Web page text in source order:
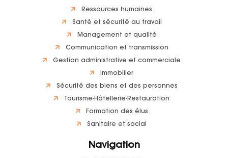
Ressources humaines
Santé et sécurité au travail
Management et qualité
Communication et transmission
Gestion administrative et commerciale
Immobilier
Sécurité des biens et des personnes
Tourisme-Hôtellerie-Restauration
Formation des élus
Sanitaire et social
Navigation